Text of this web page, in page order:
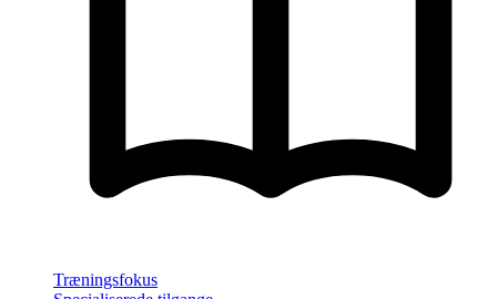
Træningsfokus